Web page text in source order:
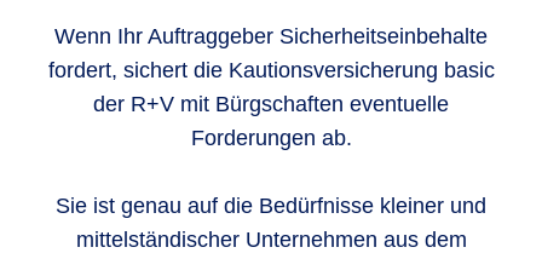
Wenn Ihr Auftraggeber Sicherheitseinbehalte
fordert, sichert die Kautionsversicherung basic
der R+V mit Bürgschaften eventuelle
Forderungen ab.
Sie ist genau auf die Bedürfnisse kleiner und
mittelständischer Unternehmen aus dem